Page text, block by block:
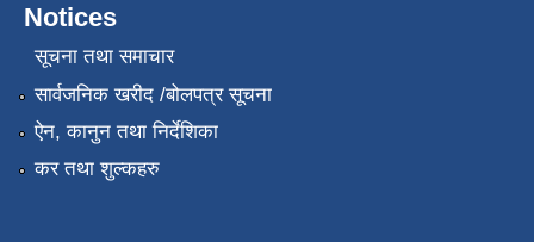
Notices
सूचना तथा समाचार
सार्वजनिक खरीद /बोलपत्र सूचना
ऐन, कानुन तथा निर्देशिका
कर तथा शुल्कहरु